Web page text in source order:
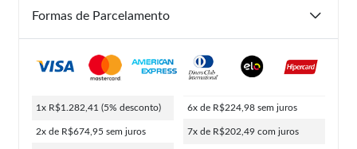
Formas de Parcelamento
1x R$1.282,41 (5% desconto)
2x de R$674,95 sem juros
6x de R$224,98 sem juros
7x de R$202,49 com juros